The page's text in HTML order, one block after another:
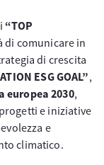
“TOP
di comunicare in
di crescita
ESG GOAL”,
europea 2030,
e iniziative
e
climatico.